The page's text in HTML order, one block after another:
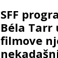
SFF
Béla Tarr
filmove